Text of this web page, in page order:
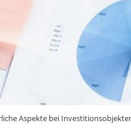
Aspekte bei